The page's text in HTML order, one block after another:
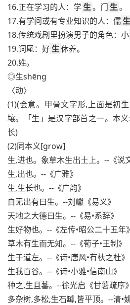
16.正在学习的人：学生。门 生。
17.有学问或有专业知识的人：儒生
18.传统戏剧里扮演男子的角色：小
19.词尾：好生休养。
20.姓。
◎生shēng
〈动〉
(1)(会意。甲骨文字形,上面是初
壤。「生」是汉字部首之一。本
长)
(2)同本义[grow]
生,进也。象草木生出土上。--《说
生,出也。--《广雅》
生,生长也。--《广韵》
自无出有曰生。--刘巘《易义》
天地之大德曰生。--《易•系辞》
生好物也。--《左传•昭公二十五年》
草木有生而无知。--《荀子•王制》
生于道左。--《诗•唐风•有杕之杜》
生我百谷。--《诗•小雅•信南山》
种之,生且蕃。--徐光启《甘薯疏序》
多杂树,多松,生石罅,皆平顶。--清•